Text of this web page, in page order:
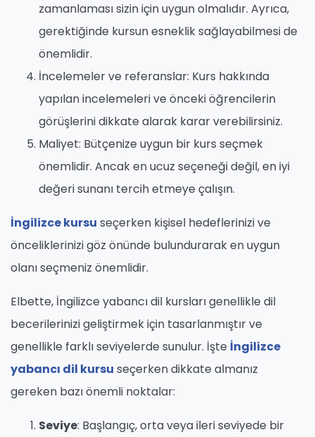
zamanlaması sizin için uygun olmalıdır. Ayrıca,
gerektiğinde kursun esneklik sağlayabilmesi de
önemlidir.
İncelemeler ve referanslar: Kurs hakkında
yapılan incelemeleri ve önceki öğrencilerin
görüşlerini dikkate alarak karar verebilirsiniz.
Maliyet: Bütçenize uygun bir kurs seçmek
önemlidir. Ancak en ucuz seçeneği değil, en iyi
değeri sunanı tercih etmeye çalışın.
İngilizce kursu seçerken kişisel hedeflerinizi ve
önceliklerinizi göz önünde bulundurarak en uygun
olanı seçmeniz önemlidir.
Elbette, İngilizce yabancı dil kursları genellikle dil
becerilerinizi geliştirmek için tasarlanmıştır ve
genellikle farklı seviyelerde sunulur. İşte İngilizce
yabancı dil kursu seçerken dikkate almanız
gereken bazı önemli noktalar:
Seviye: Başlangıç, orta veya ileri seviyede bir